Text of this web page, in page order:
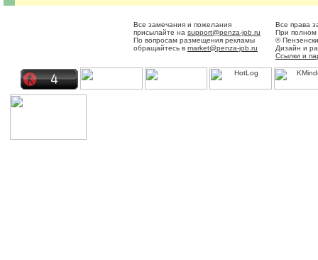
Все замечания и пожелания
присылайте на support@penza-job.ru
По вопросам размещения рекламы
обращайтесь в market@penza-job.ru
Все права
При полном
©
Дизайн и
Ссылки и